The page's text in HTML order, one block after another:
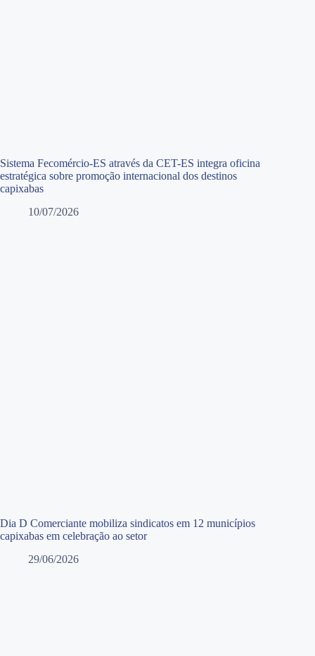
Sistema Fecomércio-ES através da CET-ES integra oficina
estratégica sobre promoção internacional dos destinos
capixabas
10/07/2026
Dia D Comerciante mobiliza sindicatos em 12 municípios
capixabas em celebração ao setor
29/06/2026